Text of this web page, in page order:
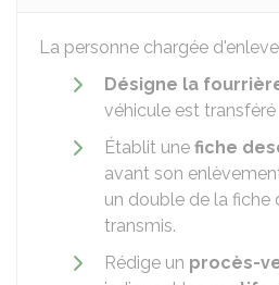
La personne chargée
Désigne la
véhicule est transféré
Établit une fiche
avant son
un double de la fiche
transmis.
Rédige un procès-